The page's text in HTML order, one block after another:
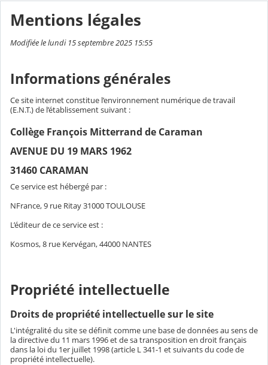
Mentions légales
Modifiée le lundi 15 septembre 2025 15:55
Informations générales
Ce site internet constitue l’environnement numérique de travail
(E.N.T.) de l’établissement suivant :
Collège François Mitterrand de Caraman
AVENUE DU 19 MARS 1962
31460 CARAMAN
Ce service est hébergé par :
NFrance, 9 rue Ritay 31000 TOULOUSE
L’éditeur de ce service est :
Kosmos, 8 rue Kervégan, 44000 NANTES
Propriété intellectuelle
Droits de propriété intellectuelle sur le site
L'intégralité du site se définit comme une base de données au sens de
la directive du 11 mars 1996 et de sa transposition en droit français
dans la loi du 1er juillet 1998 (article L 341-1 et suivants du code de
propriété intellectuelle).